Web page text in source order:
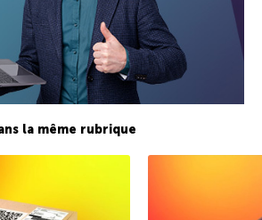
la même rubrique